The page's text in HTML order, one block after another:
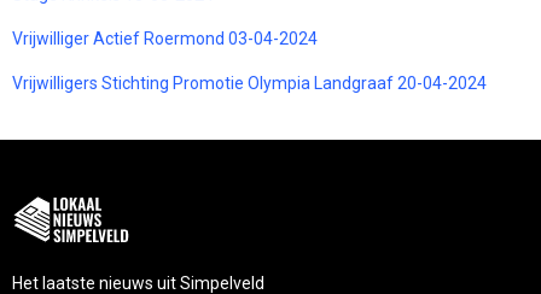
Vrijwilliger Actief Roermond 03-04-2024
Vrijwilligers Stichting Promotie Olympia Landgraaf 20-04-2024
Het laatste nieuws uit Simpelveld